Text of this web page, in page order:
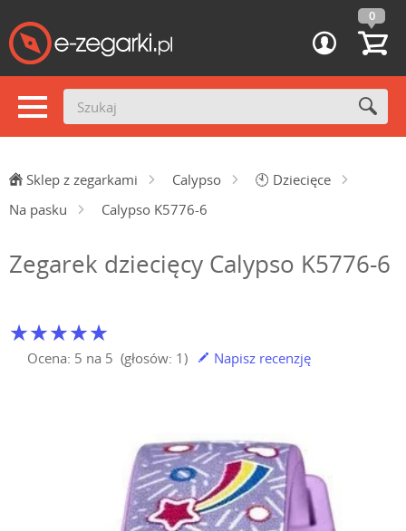
0
Sklep z zegarkami Calypso 🕙 Dziecięce
Na pasku
Calypso K5776-6
Zegarek dziecięcy Calypso K5776-6
Ocena: 5 na 5 (głosów: 1) Napisz recenzję